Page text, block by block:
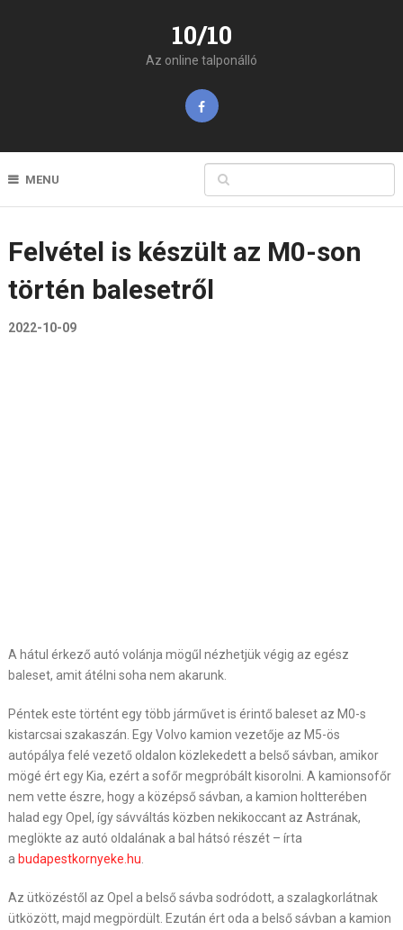
10/10
Az online talponálló
MENU
Felvétel is készült az M0-son
történ balesetről
2022-10-09
A hátul érkező autó volánja mögűl nézhetjük végig az egész
baleset, amit átélni soha nem akarunk.
Péntek este történt egy több járművet is érintő baleset az M0-s
kistarcsai szakaszán. Egy Volvo kamion vezetője az M5-ös
autópálya felé vezető oldalon közlekedett a belső sávban, amikor
mögé ért egy Kia, ezért a sofőr megpróbált kisorolni. A kamionsofőr
nem vette észre, hogy a középső sávban, a kamion holtterében
halad egy Opel, így sávváltás közben nekikoccant az Astrának,
meglökte az autó oldalának a bal hátsó részét – írta
a budapestkornyeke.hu
Az ütközéstől az Opel a belső sávba sodródott, a szalagkorlátnak
ütközött, majd megpördült. Ezután ért oda a belső sávban a kamion